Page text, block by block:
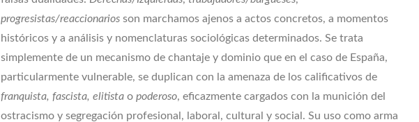
progresistas/reaccionarios son marchamos ajenos a actos concretos, a momentos
históricos y a análisis y nomenclaturas sociológicas determinados. Se trata
simplemente de un mecanismo de chantaje y dominio que en el caso de España,
particularmente vulnerable, se duplican con la amenaza de los calificativos de
franquista, fascista, elitista o poderoso, eficazmente cargados con la munición del
ostracismo y segregación profesional, laboral, cultural y social. Su uso como arma